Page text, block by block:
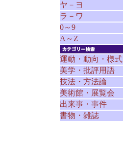
ヤ－ヨ
ラ－ワ
0～9
A～Z
運動・動向・様式
美学・批評用語
技法・方法論
美術館・展覧会
出来事・事件
書物・雑誌